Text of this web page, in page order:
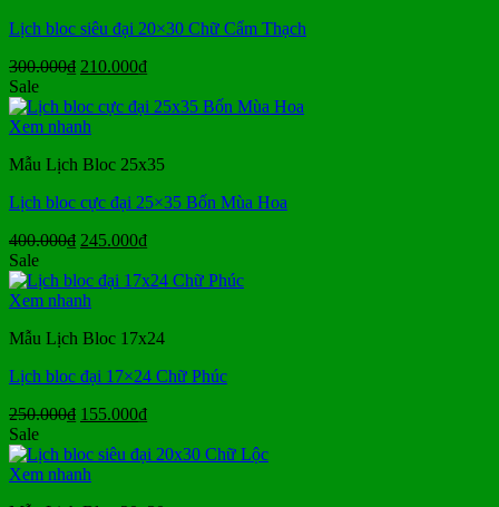
Lịch bloc siêu đại 20×30 Chữ Cẩm Thạch
300.000₫ Giá
là:
300.000₫.
210.000₫Giá
tại
Sale
Xem nhanh
Mẫu Lịch Bloc 25x35
Lịch bloc cực đại 25×35 Bốn Mùa Hoa
400.000₫ Giá
là:
400.000₫.
245.000₫Giá
tại
Sale
Xem nhanh
Mẫu Lịch Bloc 17x24
Lịch bloc đại 17×24 Chữ Phúc
250.000₫ Giá
là:
250.000₫.
155.000₫Giá
tại
Sale
Xem nhanh